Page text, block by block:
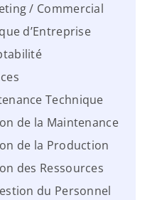
/ Commercial
d’Entreprise
Technique
de la Maintenance
de la Production
des Ressources
du Personnel